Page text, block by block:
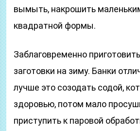
вымыть, накрошить
квадратной формы.
Заблаговременно
заготовки на зиму. Банки
лучше это созодать содой,
здоровью, потом мало
приступить к паровой